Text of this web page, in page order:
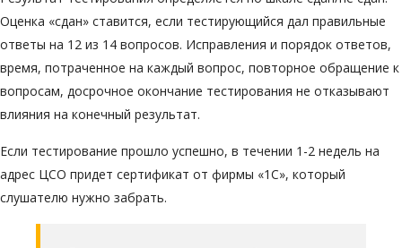
Оценка «сдан» ставится, если тестирующийся дал правильные
ответы на 12 из 14 вопросов. Исправления и порядок ответов,
время, потраченное на каждый вопрос, повторное обращение к
вопросам, досрочное окончание тестирования не отказывают
влияния на конечный результат.
Если тестирование прошло успешно, в течении 1-2 недель на
адрес ЦСО придет сертификат от фирмы «1С», который
слушателю нужно забрать.